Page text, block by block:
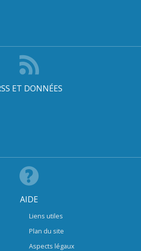
ET DONNÉES
AIDE
Liens utiles
Plan du site
Aspects légaux